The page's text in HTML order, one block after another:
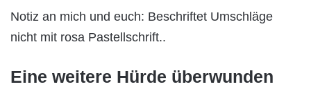
Notiz an mich und euch: Beschriftet Umschläge
nicht mit rosa Pastellschrift..
Eine weitere Hürde überwunden